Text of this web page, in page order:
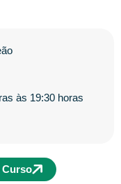
às 19:30 horas
Curso